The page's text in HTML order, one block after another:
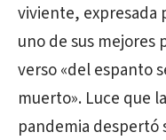
viviente, expresada
uno de sus mejores
verso «del espanto
muerto». Luce que
pandemia despertó